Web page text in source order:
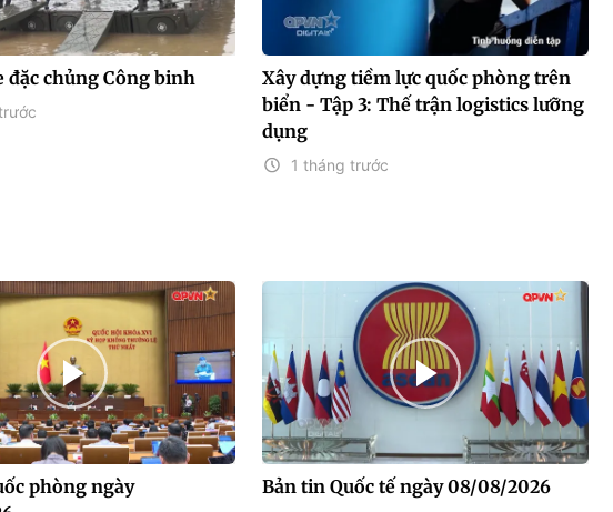
đặc chủng Công binh
Xây dựng tiềm lực quốc phòng trên
biển - Tập 3: Thế trận logistics lưỡng
dụng
1 tháng trước
phòng ngày
Bản tin Quốc tế ngày 08/08/2026